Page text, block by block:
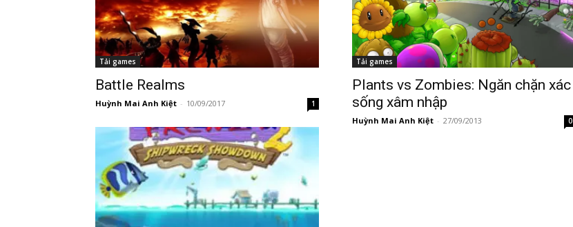
Tải games
Battle Realms
Huỳnh Mai Anh Kiệt - 10/09/2017 1
Tải games
Plants vs Zombies: Ngăn chặn xác
sống xâm nhập
Huỳnh Mai Anh Kiệt - 27/09/2013 0